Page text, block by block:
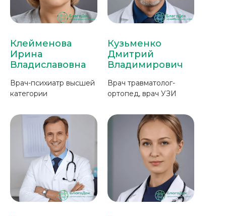
Клейменова
Ирина
Владиславовна
Врач-психиатр высшей
категории
Кузьменко
Дмитрий
Владимирович
Врач травматолог-
ортопед, врач УЗИ